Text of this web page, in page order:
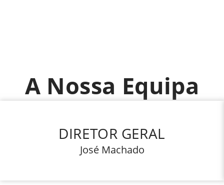
A Nossa Equipa
DIRETOR GERAL
José Machado